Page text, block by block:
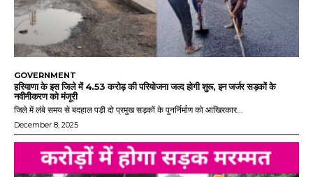
GOVERNMENT
हरियाणा के इस जिले में 4.53 करोड़ की परियोजना जल्द होगी शुरू, इन जर्जर सड़कों के
नवीनीकरण को मंजूरी
जिले में लंबे समय से बदहाल पड़ी दो प्रमुख सड़कों के पुनर्निर्माण को आखिरकार...
December 8, 2025